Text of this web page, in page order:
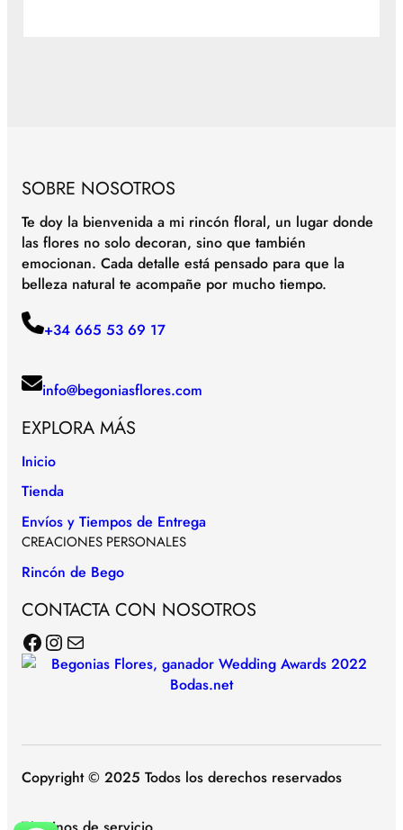
SOBRE NOSOTROS
Te doy la bienvenida a mi rincón floral, un lugar donde
las flores no solo decoran, sino que también
emocionan. Cada detalle está pensado para que la
belleza natural te acompañe por mucho tiempo.
+34 665 53 69 17
info@begoniasflores.com
EXPLORA MÁS
Inicio
Tienda
Envíos y Tiempos de Entrega
CREACIONES PERSONALES
Rincón de Bego
CONTACTA CON NOSOTROS
Facebook Instagram Correo electrónico
Copyright © 2025 Todos los derechos reservados